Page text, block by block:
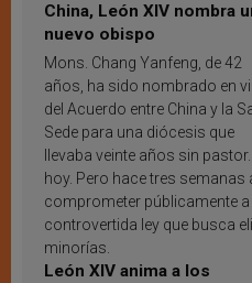
China, León XIV nombra
nuevo obispo
Mons. Chang Yanfeng, de 42
años, ha sido nombrado en
del Acuerdo entre China y la
Sede para una diócesis que
llevaba veinte años sin
hoy. Pero hace tres semanas
comprometer públicamente
controvertida ley que busca
minorías.
León XIV anima a los